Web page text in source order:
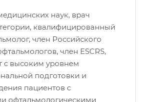
наук, врач
квалифицированный
член Российского
член ESCRS,
с высоким уровнем
подготовки и
пациентов с
офтальмологическими